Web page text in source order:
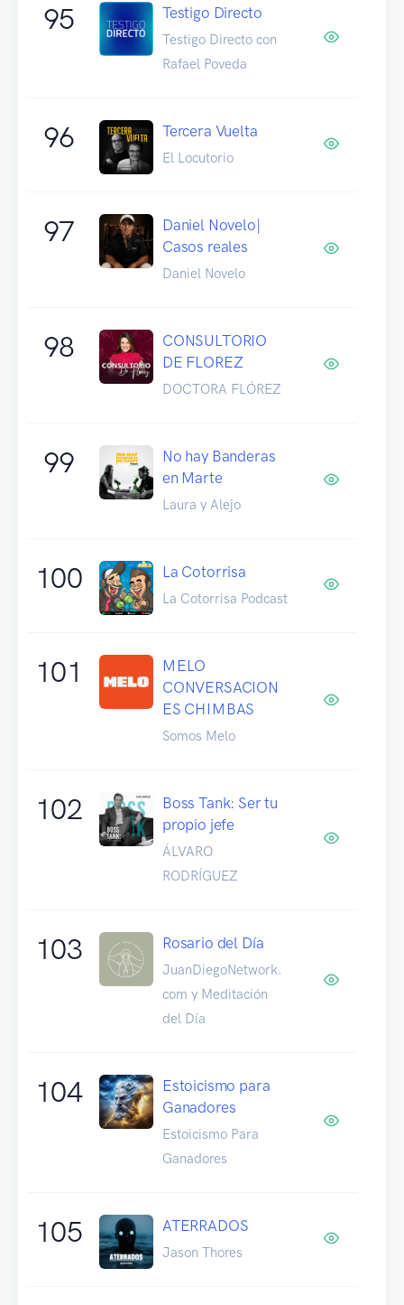
95 Testigo Directo
Testigo Directo con
Rafael Poveda
96 Tercera Vuelta
El Locutorio
97
Daniel Novelo|
Casos reales
Daniel Novelo
98
CONSULTORIO
DE FLOREZ
DOCTORA FLÓREZ
99
No hay Banderas
en Marte
Laura y Alejo
100 La Cotorrisa
La Cotorrisa Podcast
101
MELO
CONVERSACION
ES CHIMBAS
Somos Melo
102
Boss Tank: Ser tu
propio jefe
ÁLVARO
RODRÍGUEZ
103 Rosario del Día
JuanDiegoNetwork.
com y Meditación
del Día
104
Estoicismo para
Ganadores
Estoicismo Para
Ganadores
105 ATERRADOS
Jason Thores